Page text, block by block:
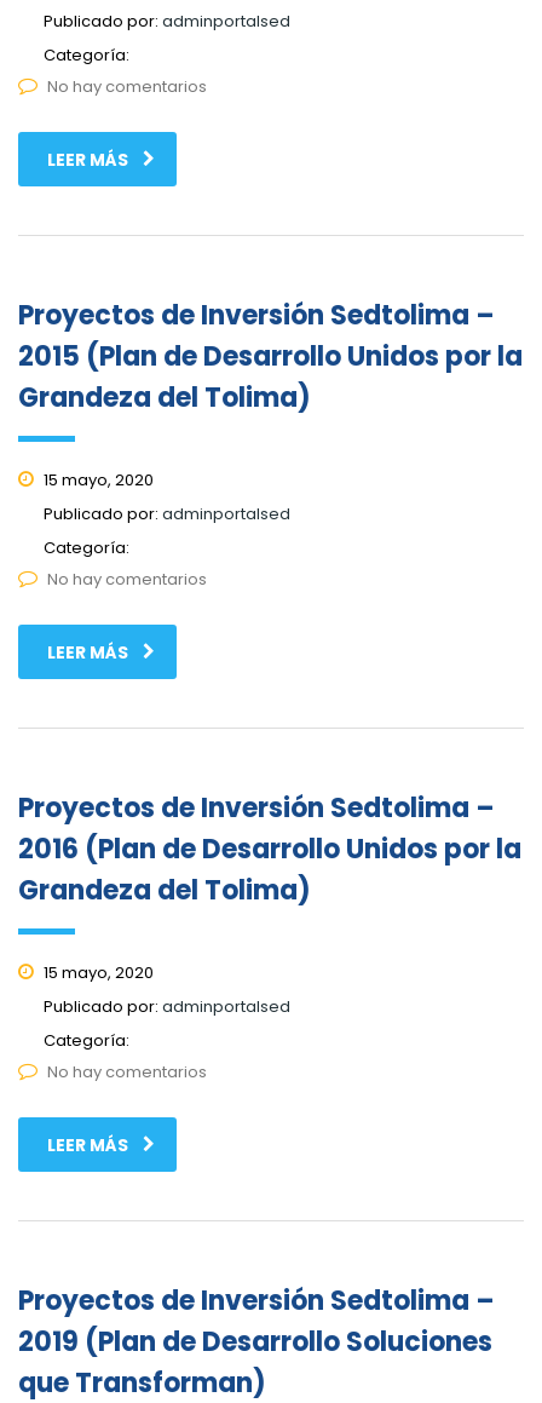
Publicado por: adminportalsed
Categoría:
No hay comentarios
LEER MÁS
Proyectos de Inversión Sedtolima –
2015 (Plan de Desarrollo Unidos por la
Grandeza del Tolima)
15 mayo, 2020
Publicado por: adminportalsed
Categoría:
No hay comentarios
LEER MÁS
Proyectos de Inversión Sedtolima –
2016 (Plan de Desarrollo Unidos por la
Grandeza del Tolima)
15 mayo, 2020
Publicado por: adminportalsed
Categoría:
No hay comentarios
LEER MÁS
Proyectos de Inversión Sedtolima –
2019 (Plan de Desarrollo Soluciones
que Transforman)